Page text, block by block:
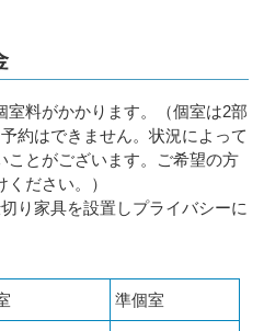
室料がかかります。（個室は2部
約はできません。状況によって
ことがございます。ご希望の方
ださい。）
り家具を設置しプライバシーに
準個室